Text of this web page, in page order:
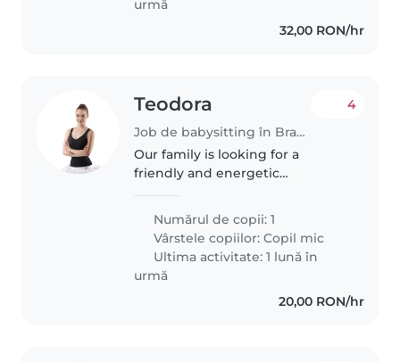
urmă
32,00 RON/hr
Teodora
Job de babysitting în Bragadiru
4
Our family is looking for a
friendly and energetic
someone who is comfortable
with pets, cooking, and light
chores around..
Numărul de copii: 1
Vârstele copiilor:Copil mic
Ultima activitate: 1 lună în
urmă
20,00 RON/hr